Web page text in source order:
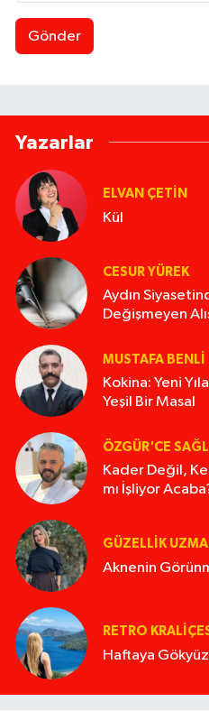
Gönder
Yazarlar
ELVAN ÇETIN
Kül
CESUR YÜREK
Aydın
Değişmeyen
MUSTAFA BENLI
Kokina: Yeni
Yeşil Bir Masal
ÖZGÜR'CE
Kader Değil,
mı İşliyor
GÜZELLIK
Aknenin
RETRO
Haftaya